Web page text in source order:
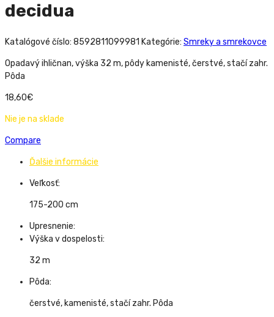
decidua
Katalógové číslo: 8592811099981 Kategórie: Smreky a smrekovce
Opadavý ihličnan, výška 32 m, pôdy kamenisté, čerstvé, stačí zahr.
Pôda
18,60€
Nie je na sklade
Compare
Ďalšie informácie
Veľkosť:
175-200 cm
Upresnenie:
Výška v dospelosti:
32 m
Pôda:
čerstvé, kamenisté, stačí zahr. Pôda